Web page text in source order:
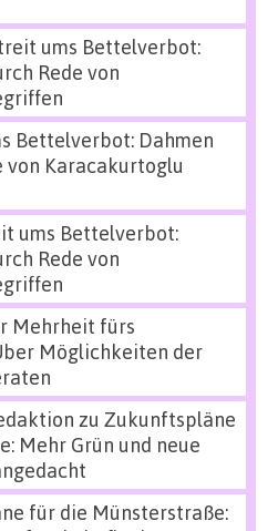
ums Bettelverbot:
Rede von
Bettelverbot: Dahmen
von Karacakurtoglu
ums Bettelverbot:
Rede von
Mehrheit fürs
Möglichkeiten der
zu Zukunftspläne
Mehr Grün und neue
für die Münsterstraße: